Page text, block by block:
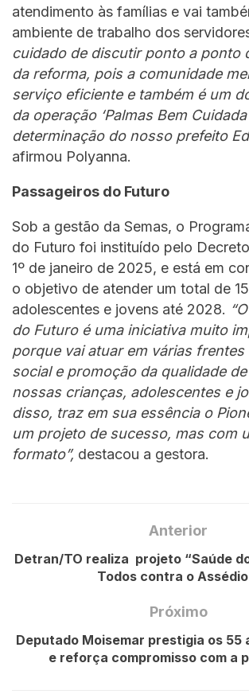
atendimento às famílias e vai
ambiente de trabalho dos
cuidado de discutir ponto a ponto
da reforma, pois a comunidade
serviço eficiente e também é um
da operação ‘Palmas Bem
determinação do nosso prefeito
afirmou Polyanna.
Passageiros do Futuro
Sob a gestão da Semas, o
do Futuro foi instituído pelo
1º de janeiro de 2025, e está em
o objetivo de atender um total de
adolescentes e jovens até 2028.
do Futuro é uma iniciativa muito
porque vai atuar em várias
social e promoção da qualidade
nossas crianças, adolescentes e
disso, traz em sua essência o
um projeto de sucesso, mas com
formato”, destacou a gestora.
Anterior
Detran/TO realiza projeto “Saúde
Todos contra o
Próximo
Deputado Moisemar prestigia os 55
e reforça compromisso com a